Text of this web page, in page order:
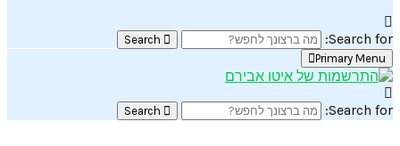
Search for:
Search
Primary Menu
Search for:
Search